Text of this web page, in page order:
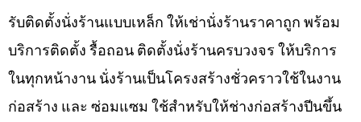
รับติดตั้งนั่งร้านแบบเหล็ก ให้เช่านั่งร้านราคาถูก พร้อม
บริการติดตั้ง รื้อถอน ติดตั้งนั่งร้านครบวงจร ให้บริการ
ในทุกหน้างาน นั่งร้านเป็นโครงสร้างชั่วคราวใช้ในงาน
ก่อสร้าง และ ซ่อมแซม ใช้สำหรับให้ช่างก่อสร้างปีนขึ้น